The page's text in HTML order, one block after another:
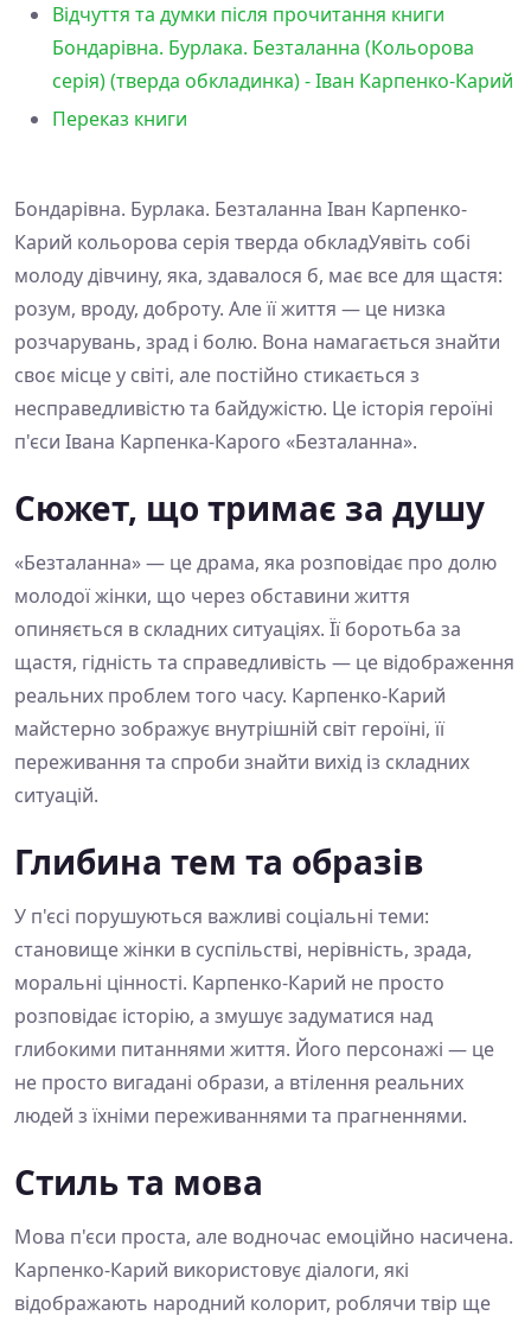
Відчуття та думки після прочитання книги
Бондарівна. Бурлака. Безталанна (Кольорова
серія) (тверда обкладинка) - Іван Карпенко-Карий
Переказ книги
Бондарівна. Бурлака. Безталанна Іван Карпенко-
Карий кольорова серія тверда обкладУявіть собі
молоду дівчину, яка, здавалося б, має все для щастя:
розум, вроду, доброту. Але її життя — це низка
розчарувань, зрад і болю. Вона намагається знайти
своє місце у світі, але постійно стикається з
несправедливістю та байдужістю. Це історія героїні
п'єси Івана Карпенка-Карого «Безталанна».
Сюжет, що тримає за душу
«Безталанна» — це драма, яка розповідає про долю
молодої жінки, що через обставини життя
опиняється в складних ситуаціях. Її боротьба за
щастя, гідність та справедливість — це відображення
реальних проблем того часу. Карпенко-Карий
майстерно зображує внутрішній світ героїні, її
переживання та спроби знайти вихід із складних
ситуацій.
Глибина тем та образів
У п'єсі порушуються важливі соціальні теми:
становище жінки в суспільстві, нерівність, зрада,
моральні цінності. Карпенко-Карий не просто
розповідає історію, а змушує задуматися над
глибокими питаннями життя. Його персонажі — це
не просто вигадані образи, а втілення реальних
людей з їхніми переживаннями та прагненнями.
Стиль та мова
Мова п'єси проста, але водночас емоційно насичена.
Карпенко-Карий використовує діалоги, які
відображають народний колорит, роблячи твір ще